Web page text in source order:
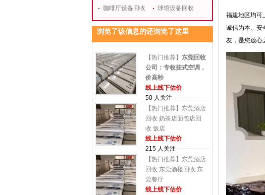
咖啡厅设备回收
球馆设备回收
浏览了该信息的还浏览了这里
【热门推荐】 东莞回收
公司：专收挂式空调，
价高秒
线上线下估价
50 人关注
【热门推荐】东莞酒店
回收 奶茶店面包店回
收 饭店
线上线下估价
215 人关注
【热门推荐】东莞酒店
回收 东莞酒楼回收 东
莞餐厅
线上线下估价
福建地区均可
诚信为本、安
友，是您放心